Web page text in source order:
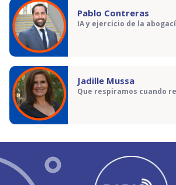
Pablo Contreras
IA y ejercicio de la
Jadille Mussa
Que respiramos cuando